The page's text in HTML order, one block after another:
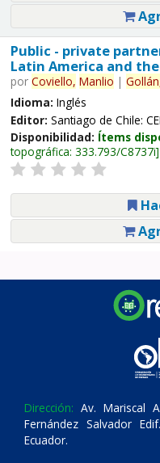
Public - private
Latin America and
por Coviello, Manlio |
Idioma: Inglés
Editor: Santiago de Chile:
Disponibilidad: Ítems
topográfica: 333.793/C8737i
Dirección: Av. Mariscal
Fernández Salvador
Ecuador.